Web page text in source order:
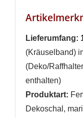
Lieferumfang:
(Kräuselband)
(Deko/
enthalten)
Produktart:
Dekoschal,
AUF
ANMELDEN
Sie müssen